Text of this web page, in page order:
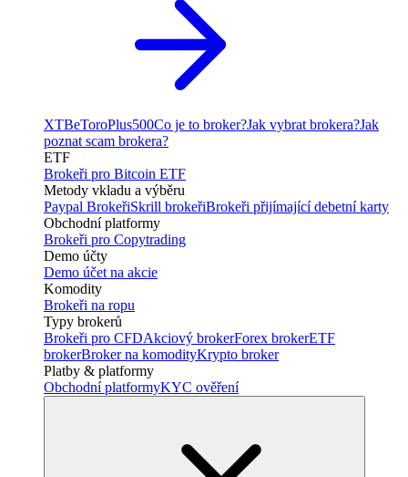
XTBeToroPlus500Co je to broker?Jak vybrat brokera?Jak
poznat scam brokera?
ETF
Brokeři pro Bitcoin ETF
Metody vkladu a výběru
Paypal BrokeřiSkrill brokeřiBrokeři přijímající debetní karty
Obchodní platformy
Brokeři pro Copytrading
Demo účty
Demo účet na akcie
Komodity
Brokeři na ropu
Typy brokerů
Brokeři pro CFDAkciový brokerForex brokerETF
brokerBroker na komodityKrypto broker
Platby & platformy
Obchodní platformyKYC ověření